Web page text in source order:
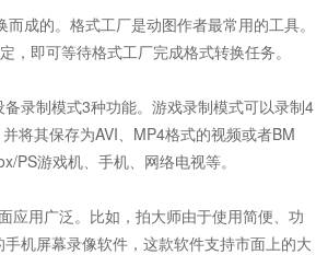
成的。格式工厂是动图作者最常用的工具。
，即可等待格式工厂完成格式转换任务。
录制模式3种功能。游戏录制模式可以录制4
将其保存为AVI、MP4格式的视频或者BM
PS游戏机、手机、网络电视等。
应用广泛。比如，拍大师由于使用简便、功
机屏幕录像软件，这款软件支持市面上的大